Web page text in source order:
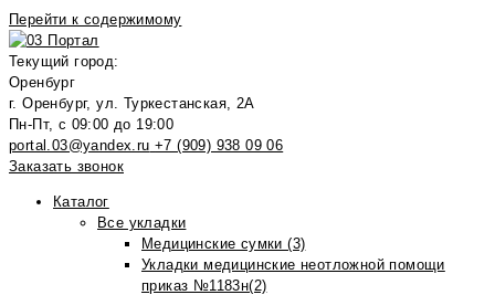
Перейти к содержимому
Текущий город:
Оренбург
г. Оренбург, ул. Туркестанская, 2А
Пн-Пт, с 09:00 до 19:00
portal.03@yandex.ru +7 (909) 938 09 06
Заказать звонок
Каталог
Все укладки
Медицинские сумки (3)
Укладки медицинские неотложной помощи
приказ №1183н(2)